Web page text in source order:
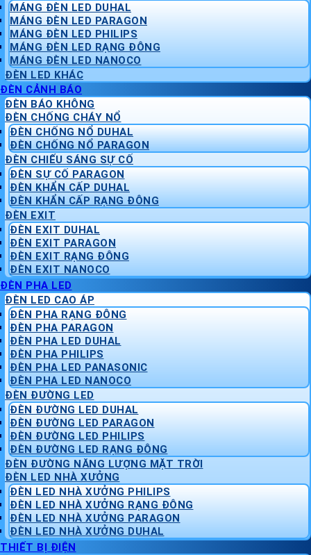
MÁNG ĐÈN LED DUHAL
MÁNG ĐÈN LED PARAGON
MÁNG ĐÈN LED PHILIPS
MÁNG ĐÈN LED RẠNG ĐÔNG
MÁNG ĐÈN LED NANOCO
ĐÈN LED KHÁC
ĐÈN CẢNH BÁO
ĐÈN BÁO KHÔNG
ĐÈN CHỐNG CHÁY NỔ
ĐÈN CHỐNG NỔ DUHAL
ĐÈN CHỐNG NỔ PARAGON
ĐÈN CHIẾU SÁNG SỰ CỐ
ĐÈN SỰ CỐ PARAGON
ĐÈN KHẨN CẤP DUHAL
ĐÈN KHẨN CẤP RẠNG ĐÔNG
ĐÈN EXIT
ĐÈN EXIT DUHAL
ĐÈN EXIT PARAGON
ĐÈN EXIT RẠNG ĐÔNG
ĐÈN EXIT NANOCO
ĐÈN PHA LED
ĐÈN LED CAO ÁP
ĐÈN PHA RẠNG ĐÔNG
ĐÈN PHA PARAGON
ĐÈN PHA LED DUHAL
ĐÈN PHA PHILIPS
ĐÈN PHA LED PANASONIC
ĐÈN PHA LED NANOCO
ĐÈN ĐƯỜNG LED
ĐÈN ĐƯỜNG LED DUHAL
ĐÈN ĐƯỜNG LED PARAGON
ĐÈN ĐƯỜNG LED PHILIPS
ĐÈN ĐƯỜNG LED RẠNG ĐÔNG
ĐÈN ĐƯỜNG NĂNG LƯỢNG MẶT TRỜI
ĐÈN LED NHÀ XƯỞNG
ĐÈN LED NHÀ XƯỞNG PHILIPS
ĐÈN LED NHÀ XƯỞNG RẠNG ĐÔNG
ĐÈN LED NHÀ XƯỞNG PARAGON
ĐÈN LED NHÀ XƯỞNG DUHAL
THIẾT BỊ ĐIỆN